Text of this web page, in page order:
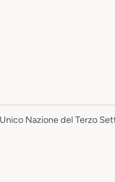
Nazione del Terzo